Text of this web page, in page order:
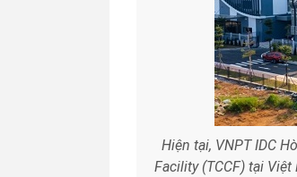
Hiện tại, VNPT IDC
Facility (TCCF) tại